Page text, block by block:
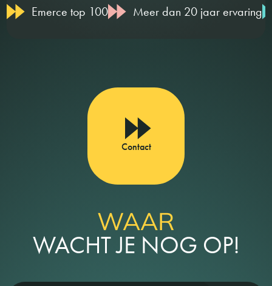
Emerce top 100 Meer dan 20 jaar ervaring
Contact
WAAR
WACHT JE NOG OP!